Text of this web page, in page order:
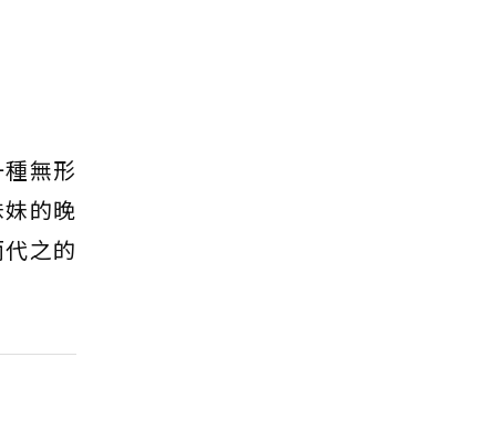
無形
的晚
之的